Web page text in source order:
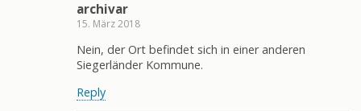
archivar
15. März 2018
Nein, der Ort befindet sich in einer anderen
Siegerländer Kommune.
Reply